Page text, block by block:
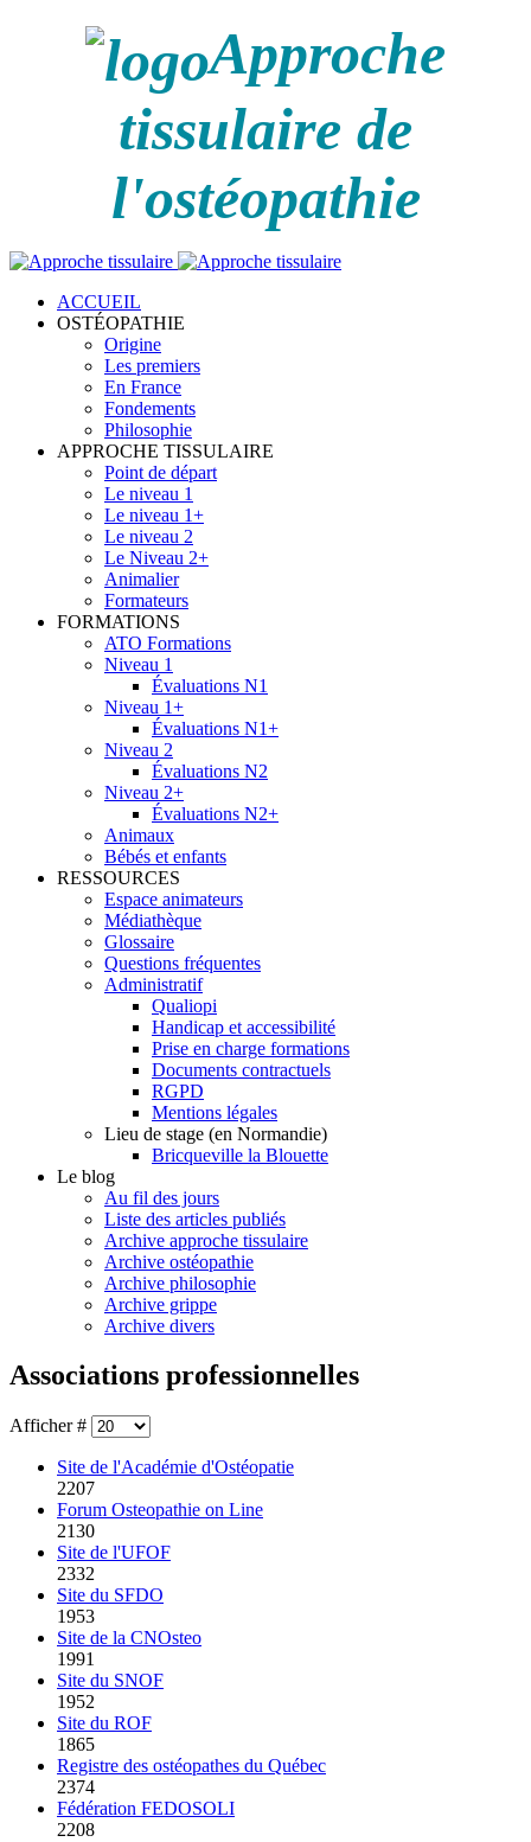
Approche
tissulaire de
l'ostéopathie
ACCUEIL
OSTÉOPATHIE
Origine
Les premiers
En France
Fondements
Philosophie
APPROCHE TISSULAIRE
Point de départ
Le niveau 1
Le niveau 1+
Le niveau 2
Le Niveau 2+
Animalier
Formateurs
FORMATIONS
ATO Formations
Niveau 1
Évaluations N1
Niveau 1+
Évaluations N1+
Niveau 2
Évaluations N2
Niveau 2+
Évaluations N2+
Animaux
Bébés et enfants
RESSOURCES
Espace animateurs
Médiathèque
Glossaire
Questions fréquentes
Administratif
Qualiopi
Handicap et accessibilité
Prise en charge formations
Documents contractuels
RGPD
Mentions légales
Lieu de stage (en Normandie)
Bricqueville la Blouette
Le blog
Au fil des jours
Liste des articles publiés
Archive approche tissulaire
Archive ostéopathie
Archive philosophie
Archive grippe
Archive divers
Associations professionnelles
Afficher #
Site de l'Académie d'Ostéopatie
2207
Forum Osteopathie on Line
2130
Site de l'UFOF
2332
Site du SFDO
1953
Site de la CNOsteo
1991
Site du SNOF
1952
Site du ROF
1865
Registre des ostéopathes du Québec
2374
Fédération FEDOSOLI
2208